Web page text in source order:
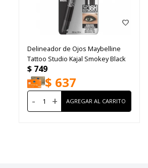
Delineador de Ojos Maybelline
Tattoo Studio Kajal Smokey Black
$ 749
$ 637
- +